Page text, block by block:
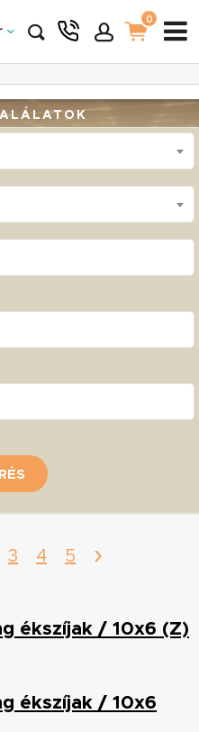
0
3 4 5 ›
ékszíjak / 10x6 (Z)
ékszíjak / 10x6